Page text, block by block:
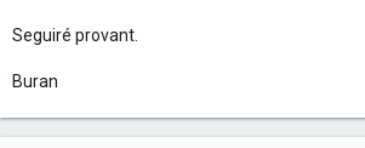
Seguiré provant.
Buran